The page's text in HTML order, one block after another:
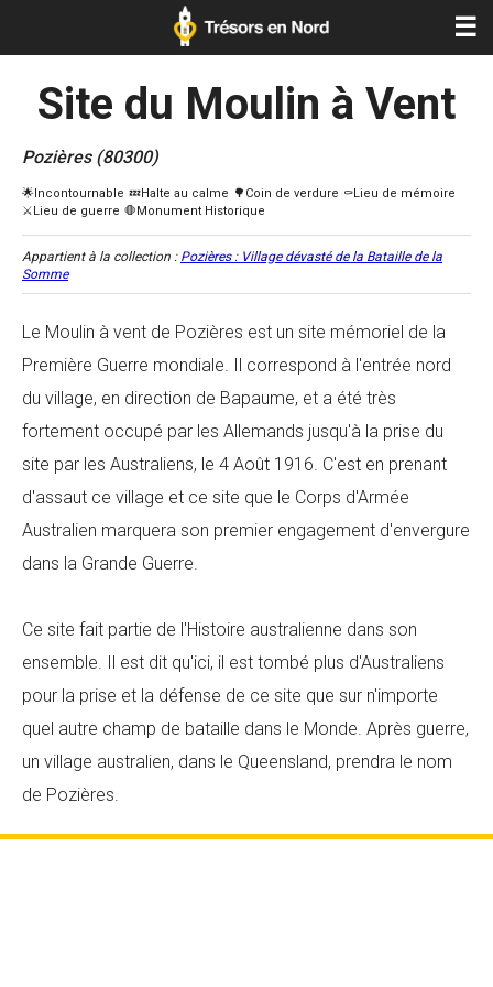
☰
Site du Moulin à Vent
Pozières (80300)
Appartient à la collection : Pozières : Village dévasté de la Bataille de la
Somme
Le Moulin à vent de Pozières est un site mémoriel de la
Première Guerre mondiale. Il correspond à l'entrée nord
du village, en direction de Bapaume, et a été très
fortement occupé par les Allemands jusqu'à la prise du
site par les Australiens, le 4 Août 1916. C'est en prenant
d'assaut ce village et ce site que le Corps d'Armée
Australien marquera son premier engagement d'envergure
dans la Grande Guerre.
Ce site fait partie de l'Histoire australienne dans son
ensemble. Il est dit qu'ici, il est tombé plus d'Australiens
pour la prise et la défense de ce site que sur n'importe
quel autre champ de bataille dans le Monde. Après guerre,
un village australien, dans le Queensland, prendra le nom
de Pozières.